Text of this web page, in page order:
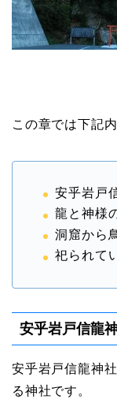
この章では下記
安乎岩戸
龍と神様
洞窟から
祀られて
安乎岩戸信龍
安乎岩戸信龍神
る神社です。